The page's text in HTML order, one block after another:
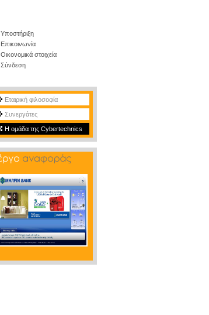
Υποστήριξη
Επικοινωνία
Οικονομικά στοιχεία
Σύνδεση
Εταιρική φιλοσοφία
Συνεργάτες
Η ομάδα της Cybertechnics